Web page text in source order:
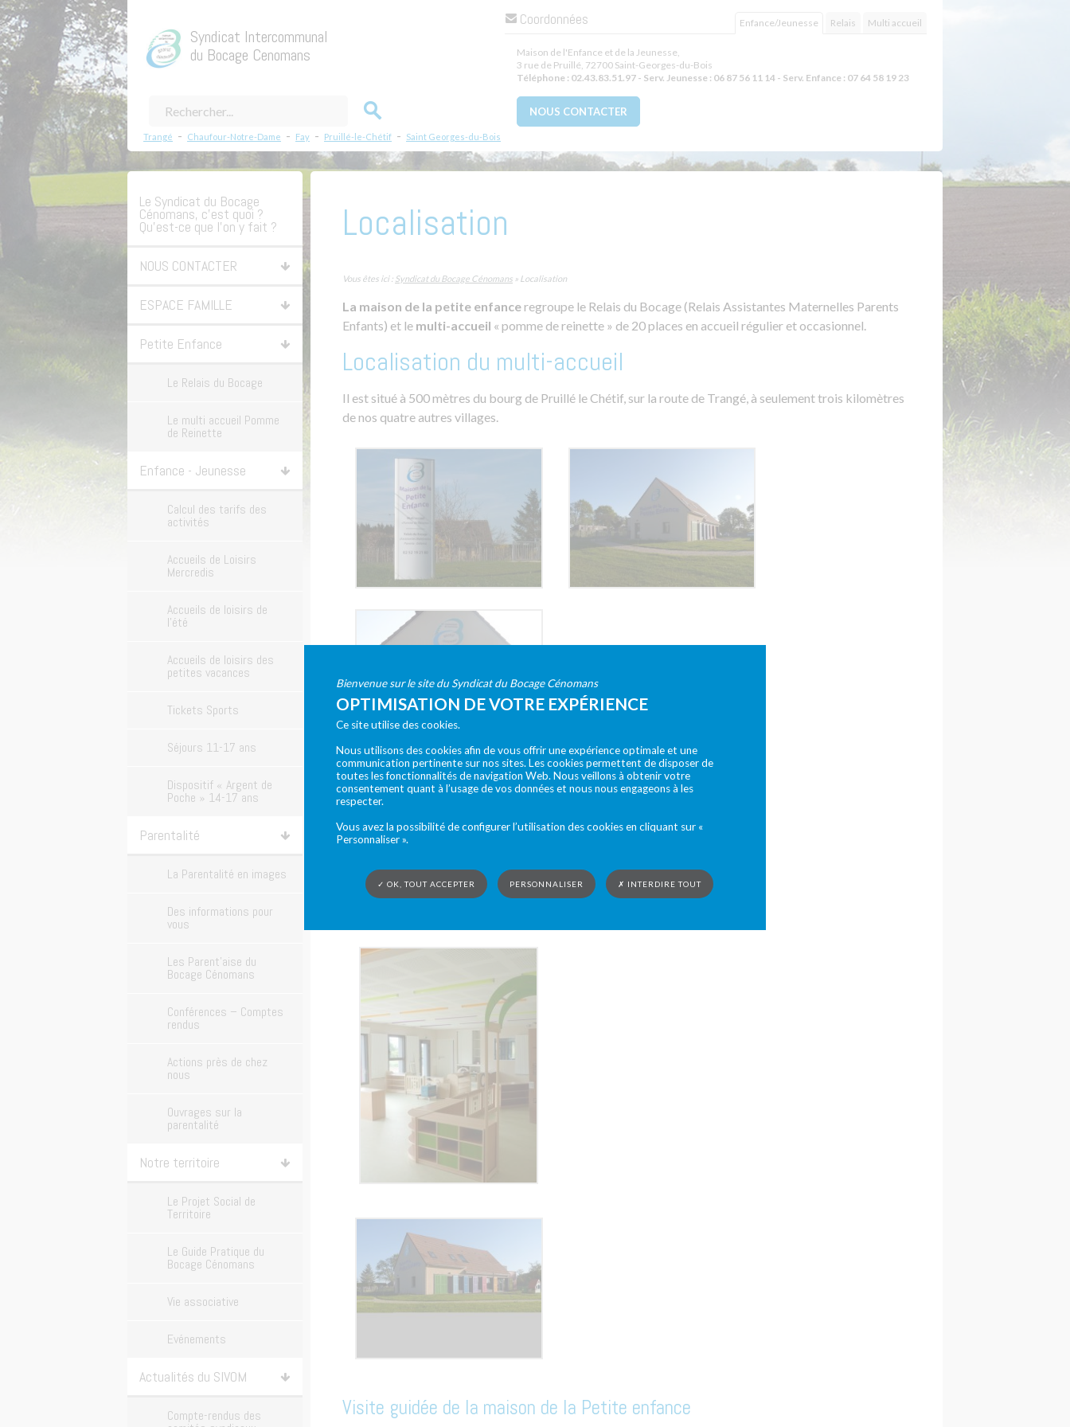
Trangé - Chaufour-Notre-Dame - Fay - Pruillé-le-Chétif - Saint Georges-du-Bois
Syndicat Intercommunal
du Bocage Cenomans
Coordonnées Enfance/Jeunesse Relais Multi accueil
Maison de l'Enfance et de la Jeunesse,
3 rue de Pruillé, 72700 Saint-Georges-du-Bois
Téléphone : 02.43.83.51.97 - Serv. Jeunesse : 06 87 56 11 14 - Serv. Enfance : 07 64 58 19 23
NOUS CONTACTER
Le Syndicat du Bocage
Cénomans, c’est quoi ?
Qu’est-ce que l’on y fait ?
NOUS CONTACTER
ESPACE FAMILLE
Petite Enfance
Le Relais du Bocage
Le multi accueil Pomme
de Reinette
Enfance - Jeunesse
Calcul des tarifs des
activités
Accueils de Loisirs
Mercredis
Accueils de loisirs de
l'été
Accueils de loisirs des
petites vacances
Tickets Sports
Séjours 11-17 ans
Dispositif « Argent de
Poche » 14-17 ans
Parentalité
La Parentalité en images
Des informations pour
vous
Les Parent’aise du
Bocage Cénomans
Conférences – Comptes
rendus
Actions près de chez
nous
Ouvrages sur la
parentalité
Notre territoire
Le Projet Social de
Territoire
Le Guide Pratique du
Bocage Cénomans
Vie associative
Evénements
Actualités du SIVOM
Compte-rendus des
Localisation
Vous êtes ici : Syndicat du Bocage Cénomans » Localisation
La maison de la petite enfanceregroupe le Relais du Bocage (Relais Assistantes Maternelles Parents
Enfants) et le multi-accueil « pomme de reinette » de 20 places en accueil régulier et occasionnel.
Localisation du multi-accueil
Il est situé à 500 mètres du bourg de Pruillé le Chétif, sur la route de Trangé, à seulement trois kilomètres
de nos quatre autres villages.
Visite guidée de la maison de la Petite enfance
Bienvenue sur le site du Syndicat du Bocage Cénomans
OPTIMISATION DE VOTRE EXPÉRIENCE
Ce site utilise des cookies.
Nous utilisons des cookies afin de vous offrir une expérience optimale et une
communication pertinente sur nos sites. Les cookies permettent de disposer de
toutes les fonctionnalités de navigation Web. Nous veillons à obtenir votre
consentement quant à l’usage de vos données et nous nous engageons à les
respecter.
Vous avez la possibilité de configurer l’utilisation des cookies en cliquant sur «
Personnaliser ».
✓ OK, TOUT ACCEPTER PERSONNALISER ✗ INTERDIRE TOUT